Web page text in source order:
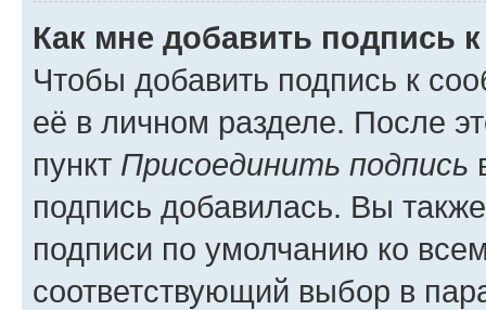
Как мне добавить подпись
Чтобы добавить подпись к
её в личном разделе. После
пункт Присоединить подпись
подпись добавилась. Вы
подписи по умолчанию ко
соответствующий выбор в